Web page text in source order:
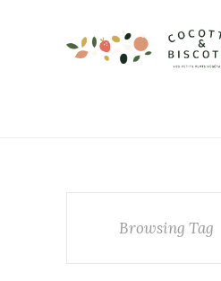
Browsing Tag